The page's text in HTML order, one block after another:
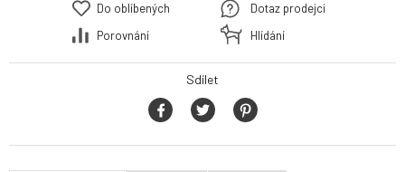
Do oblíbených
Porovnání
Dotaz prodejci
Hlídání
Sdílet